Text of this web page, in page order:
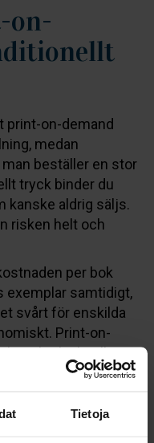
Tietoja
on-
print-on-demand
medan
beställer en stor
tryck binder du
kanske aldrig säljs.
risken helt och
per bok
exemplar samtidigt,
svårt för enskilda
Print-on-
tryckteknik, vilket
från ett enda
bok som
som